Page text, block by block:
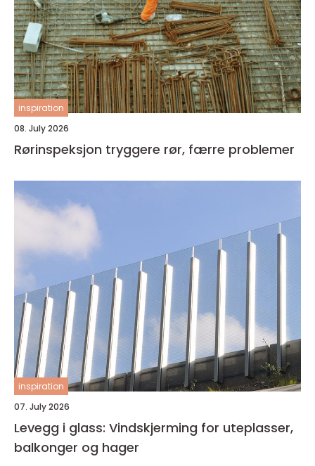
inspiration
08. July 2026
Rørinspeksjon tryggere rør, færre problemer
inspiration
07. July 2026
Levegg i glass: Vindskjerming for uteplasser,
balkonger og hager